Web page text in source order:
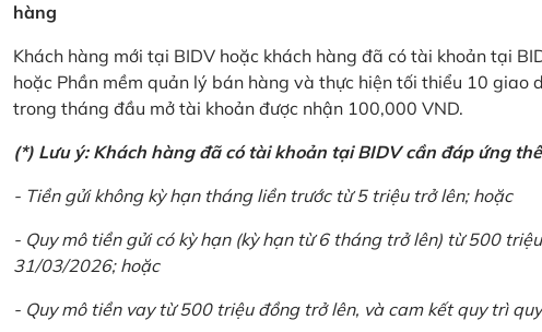
hàng
Khách hàng mới tại BIDV hoặc khách hàng đã có tài khoản tại
hoặc Phần mềm quản lý bán hàng và thực hiện tối thiểu 10
trong tháng đầu mở tài khoản được nhận 100,000 VND.
(*) Lưu ý: Khách hàng đã có tài khoản tại BIDV cần đáp ứng
- Tiền gửi không kỳ hạn tháng liền trước từ 5 triệu trở lên; hoặc
- Quy mô tiền gửi có kỳ hạn (kỳ hạn từ 6 tháng trở lên) từ 500
31/03/2026; hoặc
- Quy mô tiền vay từ 500 triệu đồng trở lên, và cam kết quy trì